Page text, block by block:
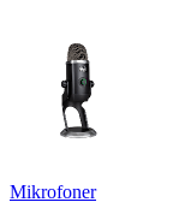
Mikrofoner